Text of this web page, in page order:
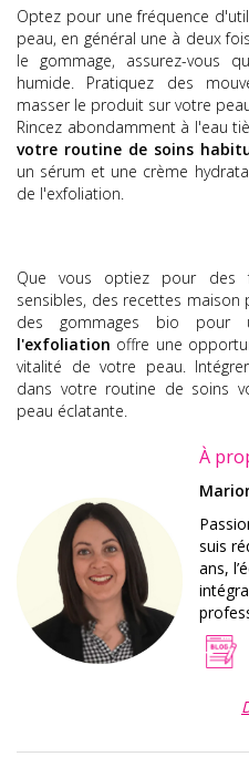
Optez pour une fréquence
peau, en général une à deux
le gommage, assurez-vous
humide. Pratiquez des
masser le produit sur votre
Rincez abondamment à l'eau
votre routine de soins
un sérum et une crème
de l'exfoliation.
Que vous optiez pour des
sensibles, des recettes
des gommages bio pour
l'exfoliation offre une
vitalité de votre peau.
dans votre routine de soins
peau éclatante.
À
suis
ans,